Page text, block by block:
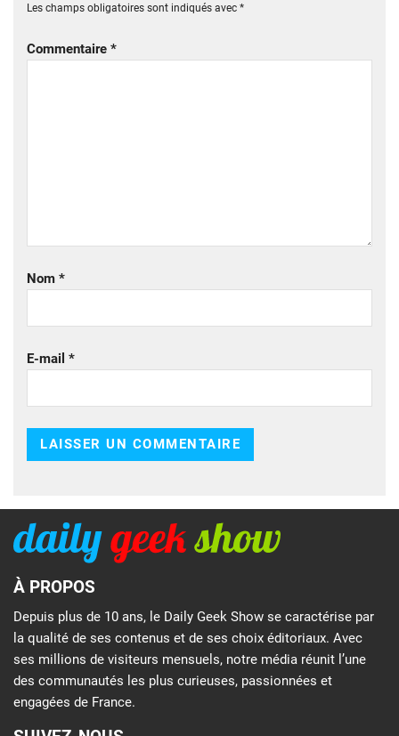
Les champs obligatoires sont indiqués avec *
Commentaire *
Nom *
E-mail *
À PROPOS
Depuis plus de 10 ans, le Daily Geek Show se caractérise par
la qualité de ses contenus et de ses choix éditoriaux. Avec
ses millions de visiteurs mensuels, notre média réunit l’une
des communautés les plus curieuses, passionnées et
engagées de France.